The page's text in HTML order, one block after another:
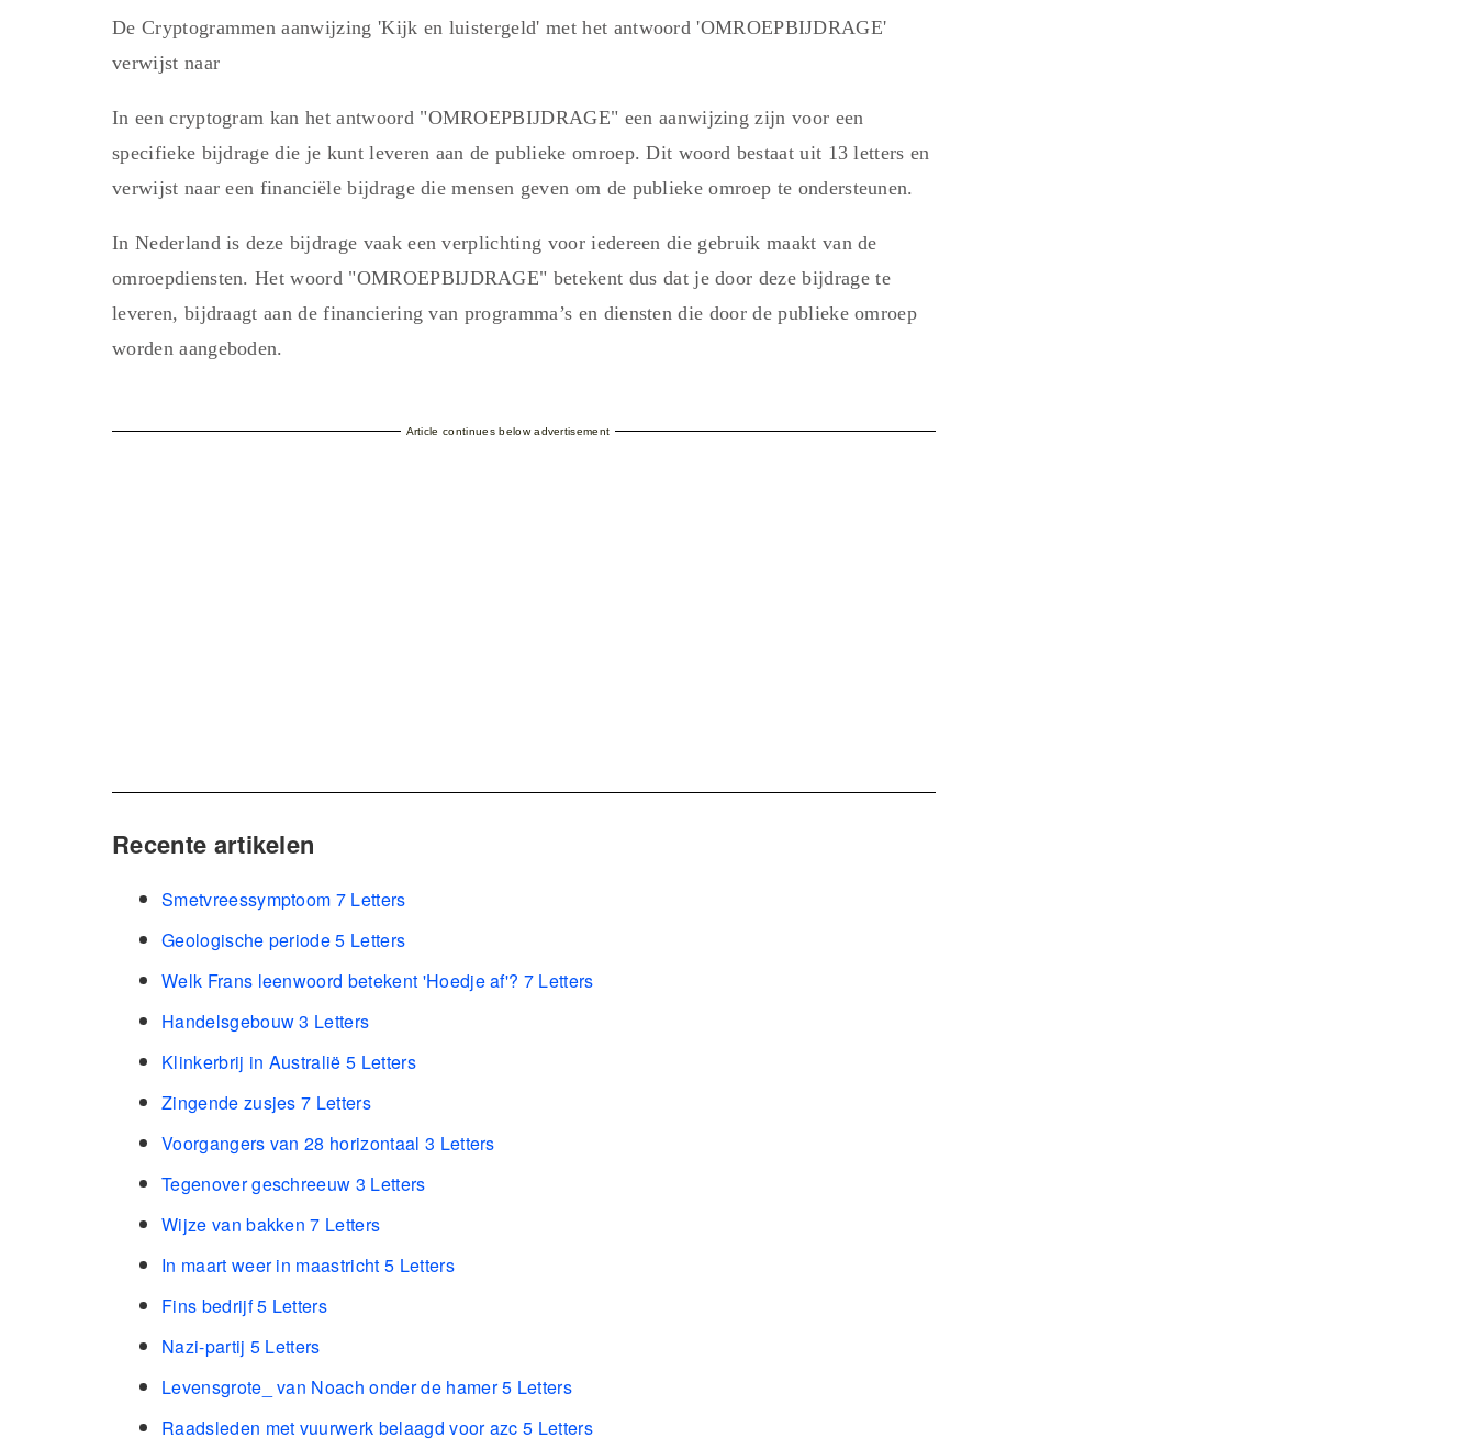
De Cryptogrammen aanwijzing 'Kijk en luistergeld' met het antwoord 'OMROEPBĲDRAGE'
verwijst naar
In een cryptogram kan het antwoord "OMROEPBIJDRAGE" een aanwijzing zijn voor een
specifieke bijdrage die je kunt leveren aan de publieke omroep. Dit woord bestaat uit 13 letters en
verwijst naar een financiële bijdrage die mensen geven om de publieke omroep te ondersteunen.
In Nederland is deze bijdrage vaak een verplichting voor iedereen die gebruik maakt van de
omroepdiensten. Het woord "OMROEPBIJDRAGE" betekent dus dat je door deze bijdrage te
leveren, bijdraagt aan de financiering van programma’s en diensten die door de publieke omroep
worden aangeboden.
Article continues below advertisement
Recente artikelen
Smetvreessymptoom 7 Letters
Geologische periode 5 Letters
Welk Frans leenwoord betekent 'Hoedje af'? 7 Letters
Handelsgebouw 3 Letters
Klinkerbrij in Australië 5 Letters
Zingende zusjes 7 Letters
Voorgangers van 28 horizontaal 3 Letters
Tegenover geschreeuw 3 Letters
Wijze van bakken 7 Letters
In maart weer in maastricht 5 Letters
Fins bedrijf 5 Letters
Nazi-partij 5 Letters
Levensgrote_ van Noach onder de hamer 5 Letters
Raadsleden met vuurwerk belaagd voor azc 5 Letters